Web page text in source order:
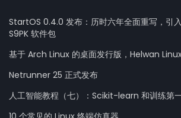
StartOS 0.4.0 发布：历时六年全面重写，引
S9PK 软件包
基于 Arch Linux 的桌面发行版，Helwan
Netrunner 25 正式发布
人工智能教程（七）：Scikit-learn 和训练第